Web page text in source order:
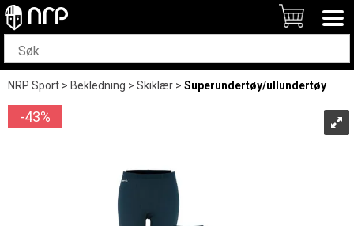
NRP Sport>Bekledning>Skiklær>Superundertøy/ullundertøy
43%